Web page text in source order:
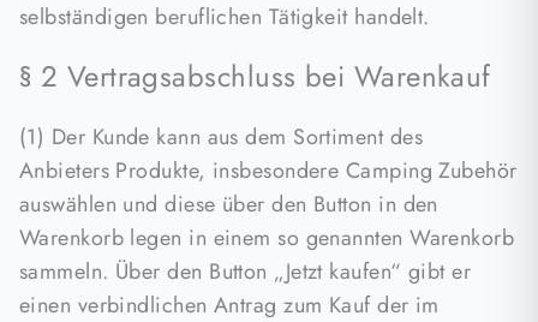
selbständigen beruflichen Tätigkeit handelt.
§ 2 Vertragsabschluss bei Warenkauf
(1) Der Kunde kann aus dem Sortiment des
Anbieters Produkte, insbesondere Camping Zubehör
auswählen und diese über den Button in den
Warenkorb legen in einem so genannten Warenkorb
sammeln. Über den Button „Jetzt kaufen“ gibt er
einen verbindlichen Antrag zum Kauf der im